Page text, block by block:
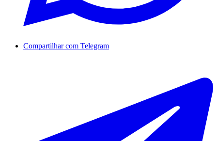
Compartilhar com Telegram